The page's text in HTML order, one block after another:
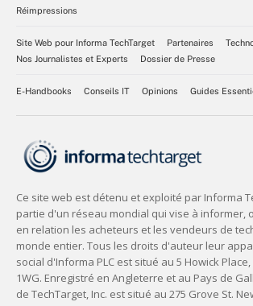
Réimpressions
Site Web pour Informa TechTarget Partenaires
Nos Journalistes et Experts
Dossier de Presse
E-Handbooks Conseils IT Opinions Guides